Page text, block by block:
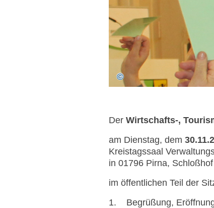
Der Wirtschafts-,
am Dienstag, dem
Kreistagssaal
in 01796 Pirna,
im öffentlichen Teil der
1. Begrüßung,